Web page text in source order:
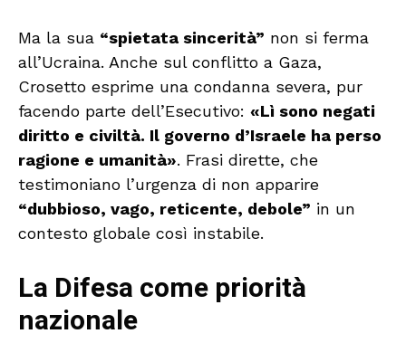
Ma la sua “spietata sincerità” non si ferma
all’Ucraina. Anche sul conflitto a Gaza,
Crosetto esprime una condanna severa, pur
facendo parte dell’Esecutivo: «Lì sono negati
diritto e civiltà. Il governo d’Israele ha perso
ragione e umanità». Frasi dirette, che
testimoniano l’urgenza di non apparire
“dubbioso, vago, reticente, debole” in un
contesto globale così instabile.
La Difesa come priorità
nazionale